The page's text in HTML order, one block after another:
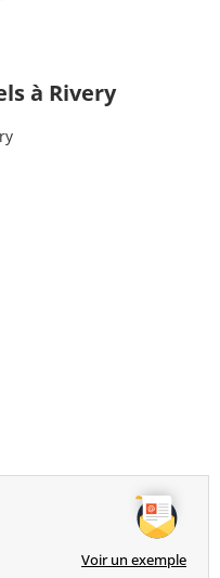
à Rivery
Voir un exemple